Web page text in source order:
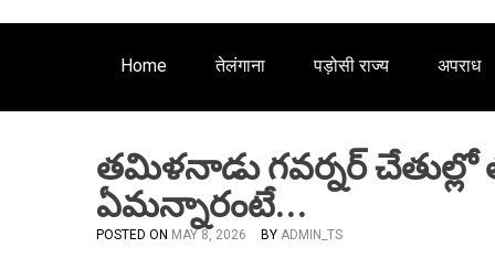
Home तेलंगाना पड़ोसी राज्य अपराध
తమిళనాడు గవర్నర్ చేతుల్లో
ఏమన్నారంటే…
POSTED ON MAY 8, 2026 BY ADMIN_TS